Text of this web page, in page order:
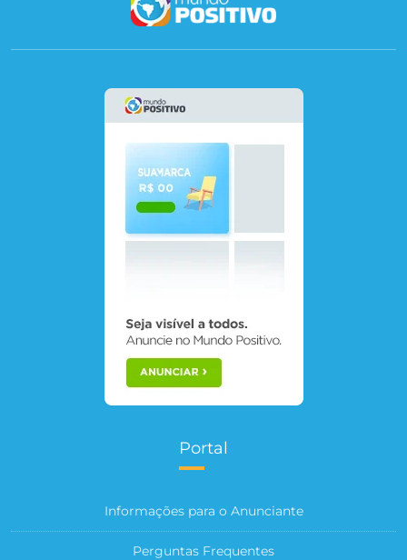
Portal
Informações para o Anunciante
Perguntas Frequentes